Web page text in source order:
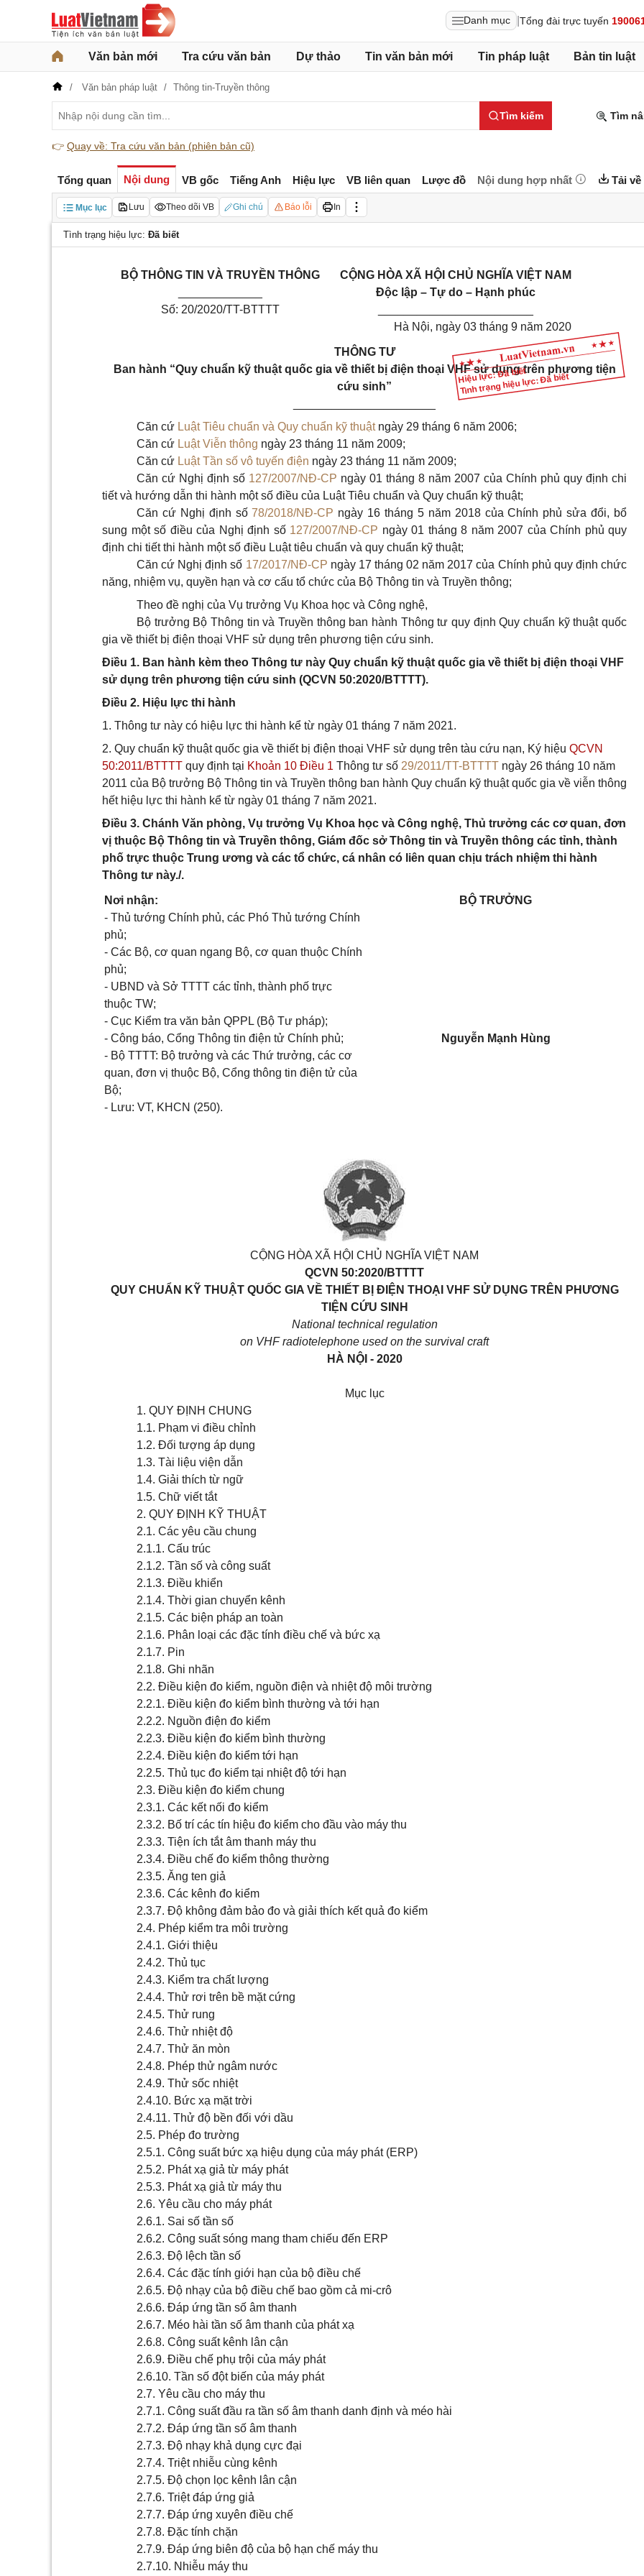
Danh mục Tổng đài trực tuyến
Văn bản mới Tra cứu văn bản Dự thảo Tin văn bản mới Tin pháp luật Bản tin luật
Văn bản pháp luật Thông tin-Truyền thông
Tìm kiếm Tìm
👉 Quay về: Tra cứu văn bản (phiên bản cũ)
Tổng quan Nội dung VB gốc Tiếng Anh Hiệu lực VB liên quan Lược đồ Nội dung hợp nhất Tải về
Mục lục Lưu Theo dõi VB Ghi chú Báo lỗi In
Tình trạng hiệu lực: Đã biết
Hiệu lực: Đã biết
Tình trạng hiệu lực: Đã biết
BỘTHÔNG TIN VÀ TRUYỀN THÔNG
Số: 20/2020/TT-BTTTT
CỘNG HÒA XÃ HỘI CHỦ NGHĨA VIỆT NAM
Độc lập – Tự do – Hạnh phúc
Hà Nội, ngày 03 tháng 9 năm 2020
THÔNG TƯ
Ban hành “Quy chuẩn kỹ thuật quốc gia về thiết bị điện thoại VHFsử dụng trên phương tiện
cứu sinh”
Căn cứ Luật Tiêu chuẩn và Quy chuẩn kỹ thuật ngày 29 tháng 6 năm 2006;
Căn cứ Luật Viễn thông ngày 23 tháng 11 năm 2009;
Căn cứ Luật Tần số vô tuyến điện ngày 23 tháng 11 năm 2009;
Căn cứ Nghị định số 127/2007/NĐ-CP ngày 01 tháng 8 năm 2007 của Chính phủ quy định chi
tiết và hướng dẫn thi hành mộtsố điều của Luật Tiêu chuẩn và Quy chuẩn kỹ thuật;
Căn cứ Nghị định số78/2018/NĐ-CP ngày 16 tháng 5 năm 2018 của Chính phủ sửa đổi, bổ
sung một số điều của Nghị định số 127/2007/NĐ-CP ngày 01 tháng 8 năm 2007 của Chính phủ quy
định chi tiết thi hành một số điều Luật tiêu chuẩn và quy chuẩn kỹ thuật;
Căn cứ Nghị định số 17/2017/NĐ-CP ngày 17 tháng 02 năm 2017 của Chính phủ quy định chức
năng, nhiệm vụ, quyền hạn và cơ cấu tổ chức của Bộ Thông tin và Truyền thông;
Theo đề nghị của Vụ trưởng Vụ Khoa học và Công nghệ,
Bộ trưởng Bộ Thông tin và Truyền thông ban hành Thông tư quy định Quy chuẩn kỹ thuật quốc
gia về thiết bị điện thoại VHF sử dụng trên phương tiện cứu sinh.
Điều 1. Ban hành kèm theo Thông tư này Quy chuẩn kỹ thuật quốc gia về thiết bị điện thoại VHF
sử dụng trên phương tiện cứu sinh (QCVN 50:2020/BTTTT).
Điều 2. Hiệu lực thi hành
1. Thông tư này có hiệu lực thi hành kể từ ngày 01 tháng 7 năm 2021.
2. Quy chuẩn kỹ thuật quốc gia về thiết bị điện thoại VHF sử dụng trên tàu cứu nạn, Ký hiệu QCVN
50:2011/BTTTT quy định tại Khoản 10 Điều 1 Thông tư số 29/2011/TT-BTTTT ngày 26 tháng 10 năm
2011 của Bộ trưởng Bộ Thông tin và Truyền thông ban hành Quy chuẩn kỹ thuật quốc gia về viễn thông
hết hiệu lực thi hành kể từ ngày 01 tháng 7 năm 2021.
Điều 3. Chánh Văn phòng, Vụ trưởng Vụ Khoa học và Công nghệ, Thủ trưởng các cơ quan, đơn
vị thuộc Bộ Thông tin và Truyền thông, Giám đốc sở Thông tin và Truyền thông các tỉnh, thành
phố trực thuộc Trung ương và các tổ chức, cá nhân có liên quan chịu trách nhiệm thi hành
Thông tư này./.
Nơi nhận:
- Thủ tướng Chính phủ, các Phó Thủ tướng Chính
phủ;
- Các Bộ, cơ quan ngang Bộ, cơ quan thuộc Chính
phủ;
- UBND và Sở TTTT các tỉnh, thành phố trực
thuộc TW;
- Cục Kiểm tra văn bản QPPL (Bộ Tư pháp);
- Công báo, Cổng Thông tin điện tử Chính phủ;
- Bộ TTTT: Bộ trưởng và các Thứ trưởng, các cơ
quan, đơn vị thuộc Bộ, Cổng thông tin điện tử của
Bộ;
- Lưu: VT, KHCN (250).
BỘ TRƯỞNG
Nguyễn Mạnh Hùng
CỘNG HÒA XÃ HỘI CHỦ NGHĨA VIỆT NAM
QCVN 50:2020/BTTTT
QUY CHUẨN KỸ THUẬT QUỐC GIA VỀ THIẾT BỊ ĐIỆN THOẠI VHF SỬ DỤNG TRÊN PHƯƠNG
TIỆN CỨU SINH
National technical regulation
on VHF radiotelephone used on the survival craft
HÀ NỘI - 2020
Mục lục
1. QUY ĐỊNH CHUNG
1.1. Phạm vi điều chỉnh
1.2. Đối tượng áp dụng
1.3. Tài liệu viện dẫn
1.4. Giải thích từ ngữ
1.5. Chữ viết tắt
2. QUY ĐỊNH KỸ THUẬT
2.1. Các yêu cầu chung
2.1.1. Cấu trúc
2.1.2. Tần số và công suất
2.1.3. Điều khiển
2.1.4. Thời gian chuyển kênh
2.1.5. Các biện pháp an toàn
2.1.6. Phân loại các đặc tính điều chế và bức xạ
2.1.7. Pin
2.1.8. Ghi nhãn
2.2. Điều kiện đo kiểm, nguồn điện và nhiệt độ môi trường
2.2.1. Điều kiện đo kiểm bình thường và tới hạn
2.2.2. Nguồn điện đo kiểm
2.2.3. Điều kiện đo kiểm bình thường
2.2.4. Điều kiện đo kiểm tới hạn
2.2.5. Thủ tục đo kiểm tại nhiệt độ tới hạn
2.3. Điều kiện đo kiểm chung
2.3.1. Các kết nối đo kiểm
2.3.2. Bố trí các tín hiệu đo kiểm cho đầu vào máy thu
2.3.3. Tiện ích tắt âm thanh máy thu
2.3.4. Điều chế đo kiểm thông thường
2.3.5. Ăng ten giả
2.3.6. Các kênh đo kiểm
2.3.7. Độ không đảm bảo đo và giải thích kết quả đo kiểm
2.4. Phép kiểm tra môi trường
2.4.1. Giới thiệu
2.4.2. Thủ tục
2.4.3. Kiểm tra chất lượng
2.4.4. Thử rơi trên bề mặt cứng
2.4.5. Thử rung
2.4.6. Thử nhiệt độ
2.4.7. Thử ăn mòn
2.4.8. Phép thử ngâm nước
2.4.9. Thử sốc nhiệt
2.4.10. Bức xạ mặt trời
2.4.11. Thử độ bền đối với dầu
2.5. Phép đo trường
2.5.1. Công suất bức xạ hiệu dụng của máy phát (ERP)
2.5.2. Phát xạ giả từ máy phát
2.5.3. Phát xạ giả từ máy thu
2.6. Yêu cầu cho máy phát
2.6.1. Sai số tần số
2.6.2. Công suất sóng mang tham chiếu đến ERP
2.6.3. Độ lệch tần số
2.6.4. Các đặc tính giới hạn của bộ điều chế
2.6.5. Độ nhạy của bộ điều chế bao gồm cả mi-crô
2.6.6. Đáp ứng tần số âm thanh
2.6.7. Méo hài tần số âm thanh của phát xạ
2.6.8. Công suất kênh lân cận
2.6.9. Điều chế phụ trội của máy phát
2.6.10. Tần số đột biến của máy phát
2.7. Yêu cầu cho máy thu
2.7.1. Công suất đầu ra tần số âm thanh danh định và méo hài
2.7.2. Đáp ứng tần số âm thanh
2.7.3. Độ nhạy khả dụng cực đại
2.7.4. Triệt nhiễu cùng kênh
2.7.5. Độ chọn lọc kênh lân cận
2.7.6. Triệt đáp ứng giả
2.7.7. Đáp ứng xuyên điều chế
2.7.8. Đặc tính chặn
2.7.9. Đáp ứng biên độ của bộ hạn chế máy thu
2.7.10. Nhiễu máy thu